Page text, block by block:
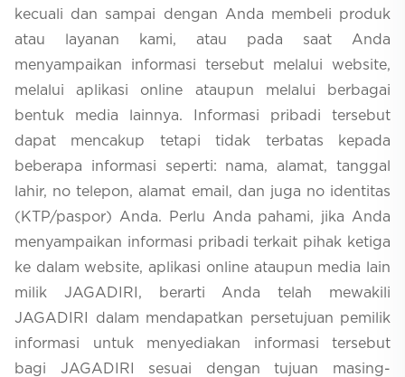
kecuali dan sampai dengan Anda membeli produk
atau layanan kami, atau pada saat Anda
menyampaikan informasi tersebut melalui website,
melalui aplikasi online ataupun melalui berbagai
bentuk media lainnya. Informasi pribadi tersebut
dapat mencakup tetapi tidak terbatas kepada
beberapa informasi seperti: nama, alamat, tanggal
lahir, no telepon, alamat email, dan juga no identitas
(KTP/paspor) Anda. Perlu Anda pahami, jika Anda
menyampaikan informasi pribadi terkait pihak ketiga
ke dalam website, aplikasi online ataupun media lain
milik JAGADIRI, berarti Anda telah mewakili
JAGADIRI dalam mendapatkan persetujuan pemilik
informasi untuk menyediakan informasi tersebut
bagi JAGADIRI sesuai dengan tujuan masing-